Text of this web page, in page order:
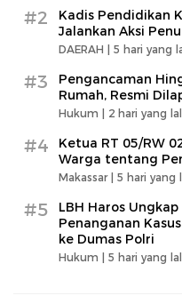
#2
Kadis Pendidikan
Jalankan Aksi
DAERAH | 5 hari yang
#3
Pengancaman
Rumah, Resmi
Hukum | 2 hari yang
#4
Ketua RT 05/RW
Warga tentang
Makassar | 5 hari yang
#5
LBH Haros
Penanganan
ke Dumas Polri
Hukum | 5 hari yang